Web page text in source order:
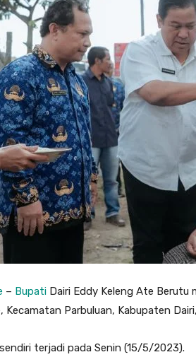
– Bupati Dairi Eddy Keleng Ate Berutu
Kecamatan Parbuluan, Kabupaten
terjadi pada Senin (15/5/2023).